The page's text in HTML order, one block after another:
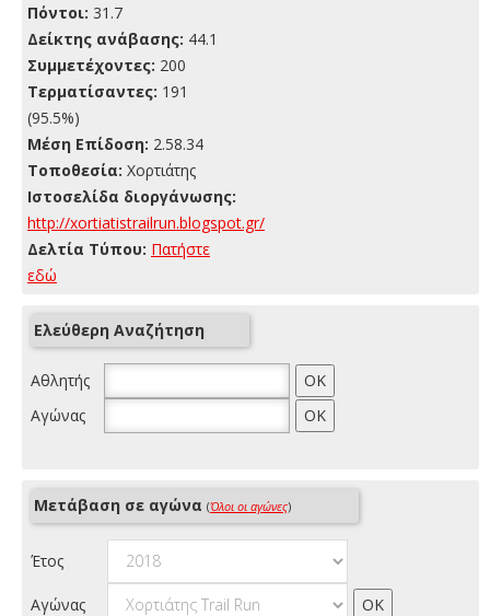
Πόντοι: 31.7
Δείκτης ανάβασης: 44.1
Συμμετέχοντες: 200
Τερματίσαντες: 191
(95.5%)
Μέση Επίδοση: 2.58.34
Τοποθεσία: Χορτιάτης
Ιστοσελίδα διοργάνωσης:
http://xortiatistrailrun.blogspot.gr/
Δελτία Τύπου: Πατήστε
εδώ
Ελεύθερη Αναζήτηση
Αθλητής
Αγώνας
Μετάβαση σε αγώνα (Όλοι οι αγώνες)
Έτος
Αγώνας